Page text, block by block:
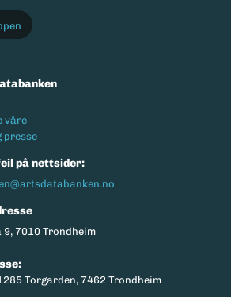
våre
presse
på nettsider:
9, 7010 Trondheim
Torgarden, 7462 Trondheim